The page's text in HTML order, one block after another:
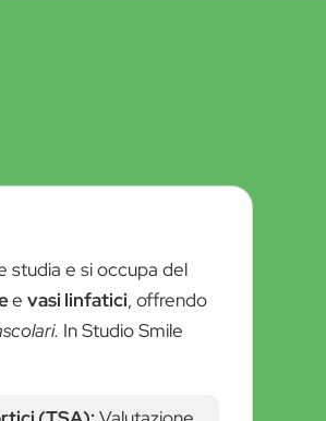
studia e si occupa del
evasi linfatici, offrendo
In Studio Smile